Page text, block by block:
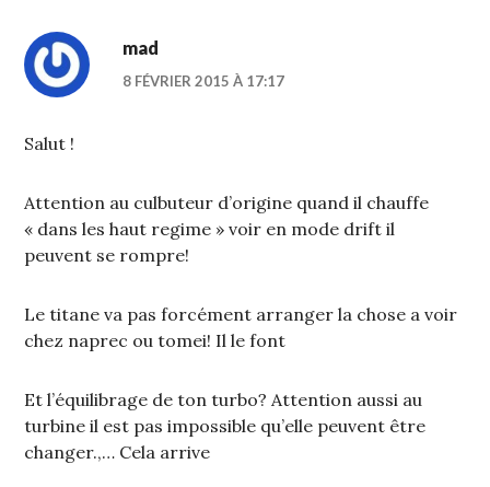
mad
8 FÉVRIER 2015 À 17:17
Salut !
Attention au culbuteur d’origine quand il chauffe
« dans les haut regime » voir en mode drift il
peuvent se rompre!
Le titane va pas forcément arranger la chose a voir
chez naprec ou tomei! Il le font
Et l’équilibrage de ton turbo? Attention aussi au
turbine il est pas impossible qu’elle peuvent être
changer.,… Cela arrive